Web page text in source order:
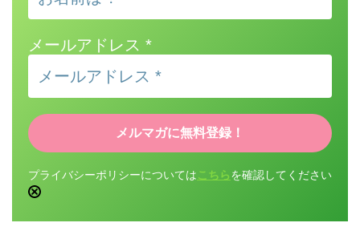
メールアドレス *
プライバシーポリシーについては こちら を確認してください